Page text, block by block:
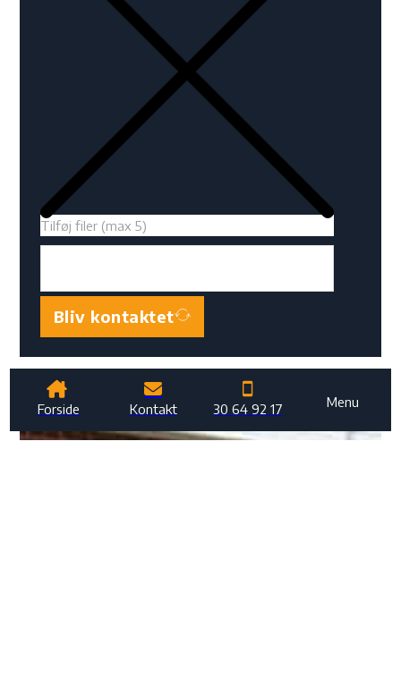
Forside Kontakt 30 64 92 17 Menu
Tilføj filer (max 5)
Bliv kontaktet